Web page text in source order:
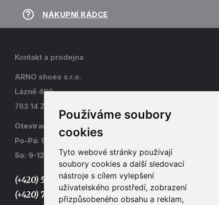
Používáme soubory
cookies
Tyto webové stránky používají
soubory cookies a další sledovací
nástroje s cílem vylepšení
uživatelského prostředí, zobrazení
přizpůsobeného obsahu a reklam,
NÁKUPNÍ RÁDCE
Kontakt a prodejna
ARNO shoes s.r.o.
Lázně 490
763 14 Zlín - Kostelec
Otevírací doba
Po-Pá: 9-17
So: 9-12
(+420) 577 915 036,
(+420) 773 667 390